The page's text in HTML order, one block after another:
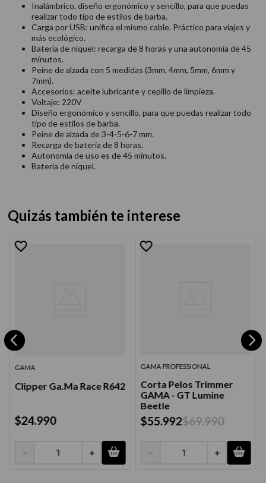
Inalámbrico, diseño ergonómico y sencillo, para que puedas
realizar todo tipo de estilos de barba.
Carga por USB: unifica el mismo cable. Práctico para viajes y
más ecológico.
Batería de níquel: recarga de 8 horas y una autonomía de 45
minutos.
Peine de alzada con 5 medidas (3mm, 4mm, 5mm, 6mm y
7mm).
Accesorios: aceite lubricante y cepillo de limpieza.
Voltaje: 220V
Diseño ergonómico y sencillo, para que puedas realizar todo
tipo de estilos de barba.
Peine de alzada de 3-4-5-6-7 mm.
Recarga de batería de 8 horas.
Autonomía de uso es de 45 minutos.
Batería de níquel.
Quizás también te interese
GAMA
Clipper Ga.Ma Race R642
$24.990
＋
－
GAMA PROFESSIONAL
Corta Pelos Trimmer
GAMA - GT Lumine
Beetle
$55.992$69.990
＋
－